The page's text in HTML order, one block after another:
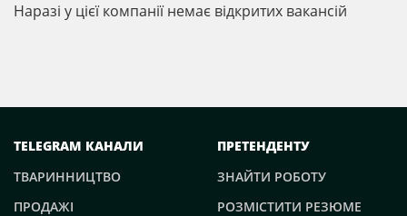
Наразі у цієї компанії немає відкритих вакансій
TELEGRAM КАНАЛИ
ТВАРИННИЦТВО
ПРОДАЖІ
ПРЕТЕНДЕНТУ
ЗНАЙТИ РОБОТУ
РОЗМІСТИТИ РЕЗЮМЕ